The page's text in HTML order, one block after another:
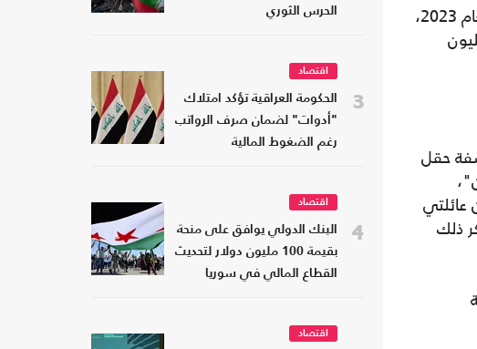
وتأثرت فاروس إنرجي بالأوضاع الاقتصادية والأزمات المالية في مصر، كما شهدت أزمة مطلع العام 2023،
15 جنيه، حيث رفضت سداد مستحقاتها البالغة 24.2 مليون
أبيب منذ عام 1993، وهي مكتشفة حقل
عائلتي
ذلك
الحرس الثوري
3
اقتصاد
الحكومة العراقية تؤكد امتلاك
"أدوات" لضمان صرف الرواتب
رغم الضغوط المالية
4
اقتصاد
البنك الدولي يوافق على منحة
بقيمة 100 مليون دولار لتحديث
القطاع المالي في سوريا
اقتصاد